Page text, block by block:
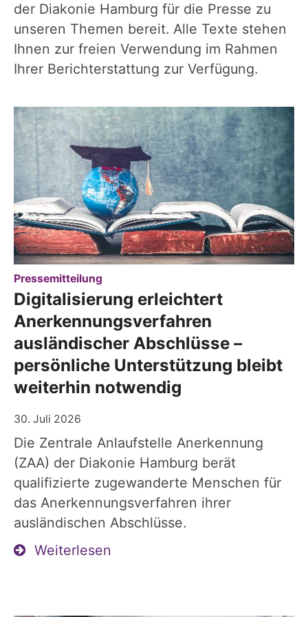
der Diakonie Hamburg für die Presse zu
unseren Themen bereit. Alle Texte stehen
Ihnen zur freien Verwendung im Rahmen
Ihrer Berichterstattung zur Verfügung.
Pressemitteilung
Digitalisierung erleichtert
Anerkennungsverfahren
ausländischer Abschlüsse –
persönliche Unterstützung bleibt
weiterhin notwendig
30. Juli 2026
Die Zentrale Anlaufstelle Anerkennung
(ZAA) der Diakonie Hamburg berät
qualifizierte zugewanderte Menschen für
das Anerkennungsverfahren ihrer
ausländischen Abschlüsse.
Weiterlesen